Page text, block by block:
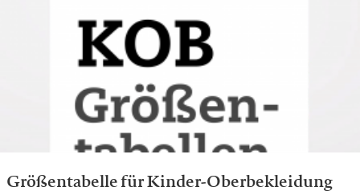
Größentabelle für Kinder-Oberbekleidung